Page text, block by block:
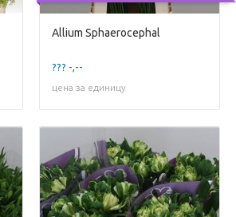
Allium Sphaerocephal
??? -,--
цена за единицу